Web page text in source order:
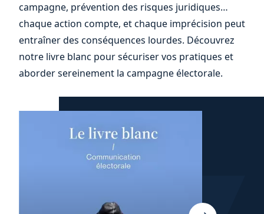
campagne, prévention des risques juridiques…
chaque action compte, et chaque imprécision peut
entraîner des conséquences lourdes. Découvrez
notre livre blanc pour sécuriser vos pratiques et
aborder sereinement la campagne électorale.